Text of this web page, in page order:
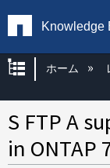
Knowledge
グロー
ホーム
S FTP A
in ONTAP